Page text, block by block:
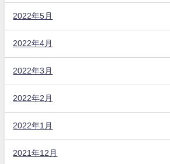
2022年5月
2022年4月
2022年3月
2022年2月
2022年1月
2021年12月